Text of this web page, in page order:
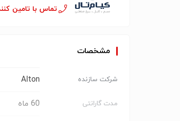
تماس با تامین
مشخصات
شرکت سازنده Alton
مدت گارانتی 60 ماه